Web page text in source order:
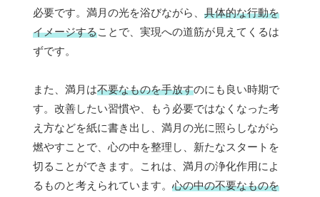
必要です。満月の光を浴びながら、 具体的な行動を
イメージすることで、実現への道筋が見えてくるは
ずです。
また、満月は不要なものを手放すのにも良い時期で
す。改善したい習慣や、もう必要ではなくなった考
え方などを紙に書き出し、満月の光に照らしながら
燃やすことで、心の中を整理し、新たなスタートを
切ることができます。これは、満月の浄化作用によ
るものと考えられています。 心の中の不要なものを